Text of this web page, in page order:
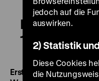
Erstes
1963/64
Erstes
jedoch auf die
auswirken.
2) Statistik
Diese Cookies
die